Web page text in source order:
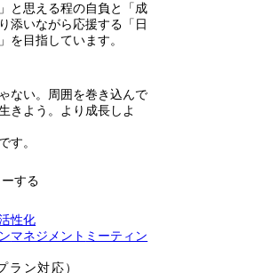
と思える程の自負と「成
添いながら応援する「日
を目指しています。
ない。周囲を巻き込んで
きよう。より成長しよ
す。
する
性化
マネジメント ミーティン
ラン対応）